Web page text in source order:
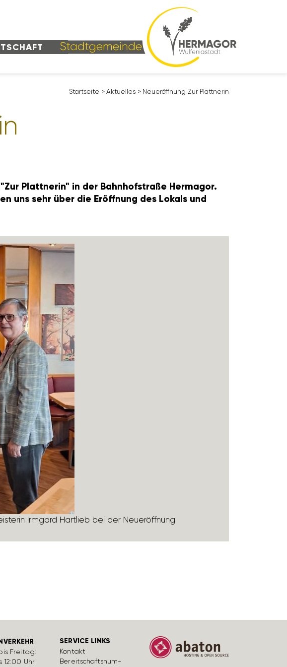
Start­seite > Aktu­elles > Neuer­öff­nung Zur Platt­nerin
Platt­nerin" in der Bahn­hof­straße Hermagor.
uns sehr über die Eröff­nung des Lokals und
Irmgard Hart­lieb bei der Neuer­öff­nung
Freitag:
12:00 Uhr
SERVICE LINKS
Kontakt
Bereit­schafts­num­